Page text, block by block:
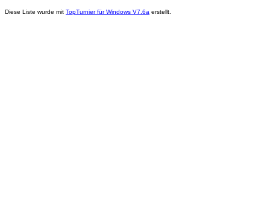
Diese Liste wurde mit TopTurnier für Windows V7.6a erstellt.